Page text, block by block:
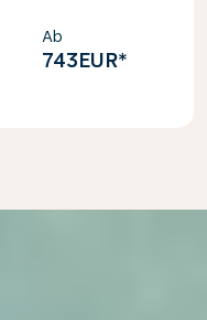
Ab
743EUR*